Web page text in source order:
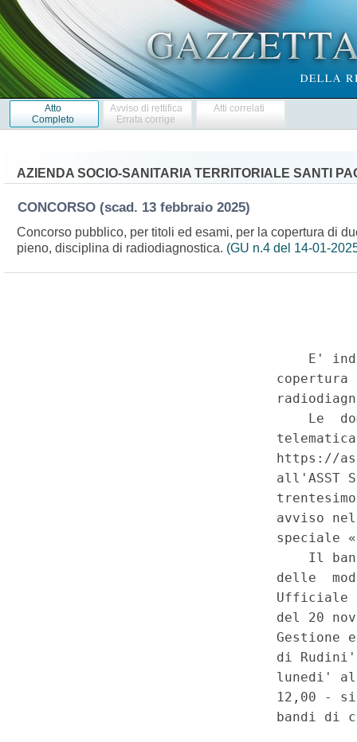
Atto
Completo
Avviso di rettifica
Errata corrige
Atti correlati
AZIENDA SOCIO-SANITARIA TERRITORIALE SANTI
CONCORSO (scad. 13 febbraio 2025)
Concorso pubblico, per titoli ed esami, per la copertura di
pieno, disciplina di radiodiagnostica. (GU n.4 del 14-01-